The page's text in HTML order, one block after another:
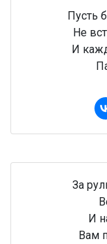
Пусть
Не
И
За
И
Вам